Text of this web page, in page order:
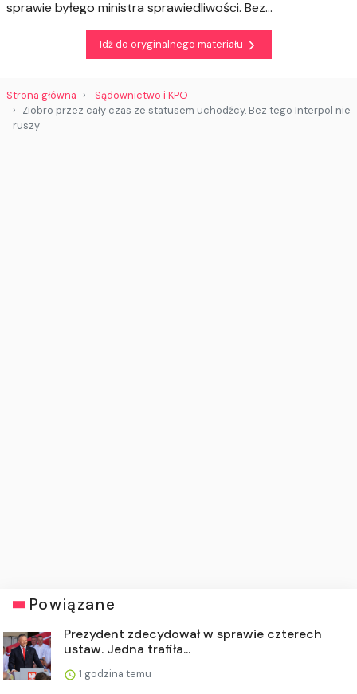
sprawie byłego ministra sprawiedliwości. Bez...
Idź do oryginalnego materiału
Strona główna
Sądownictwo i KPO
Ziobro przez cały czas ze statusem uchodźcy. Bez tego Interpol nie
ruszy
Powiązane
Prezydent zdecydował w sprawie czterech
ustaw. Jedna trafiła...
1 godzina temu